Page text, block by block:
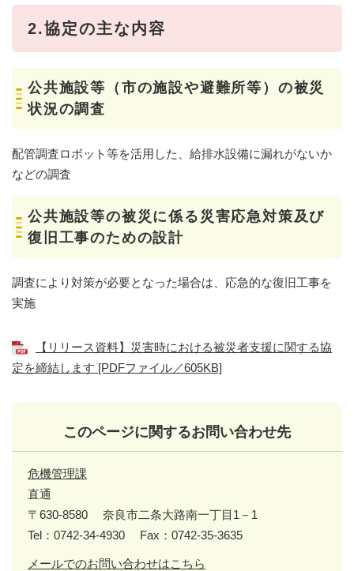
2.協定の主な内容
公共施設等（市の施設や避難所等）の被災
状況の調査
配管調査ロボット等を活用した、給排水設備に漏れがないか
などの調査
公共施設等の被災に係る災害応急対策及び
復旧工事のための設計
調査により対策が必要となった場合は、応急的な復旧工事を
実施
【リリース資料】災害時における被災者支援に関する協
定を締結します [PDFファイル／605KB]
このページに関するお問い合わせ先
危機管理課
直通
〒630-8580
奈良市二条大路南一丁目1－1
Tel：0742-34-4930
Fax：0742-35-3635
メールでのお問い合わせはこちら